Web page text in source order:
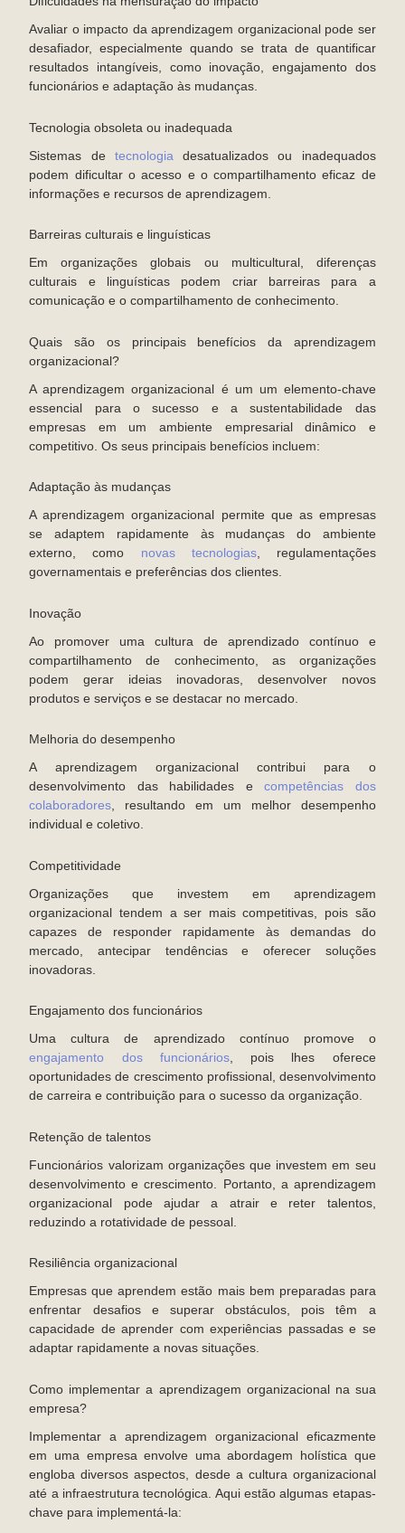
Avaliar o impacto da aprendizagem organizacional pode ser
desafiador, especialmente quando se trata de quantificar
resultados intangíveis, como inovação, engajamento dos
funcionários e adaptação às mudanças.
Tecnologia obsoleta ou inadequada
Sistemas de tecnologia desatualizados ou inadequados
podem dificultar o acesso e o compartilhamento eficaz de
informações e recursos de aprendizagem.
Barreiras culturais e linguísticas
Em organizações globais ou multicultural, diferenças
culturais e linguísticas podem criar barreiras para a
comunicação e o compartilhamento de conhecimento.
Quais são os principais benefícios da aprendizagem
organizacional?
A aprendizagem organizacional é um um elemento-chave
essencial para o sucesso e a sustentabilidade das
empresas em um ambiente empresarial dinâmico e
competitivo. Os seus principais benefícios incluem:
Adaptação às mudanças
A aprendizagem organizacional permite que as empresas
se adaptem rapidamente às mudanças do ambiente
externo, como novas tecnologias, regulamentações
governamentais e preferências dos clientes.
Inovação
Ao promover uma cultura de aprendizado contínuo e
compartilhamento de conhecimento, as organizações
podem gerar ideias inovadoras, desenvolver novos
produtos e serviços e se destacar no mercado.
Melhoria do desempenho
A aprendizagem organizacional contribui para o
desenvolvimento das habilidades ecompetências dos
colaboradores, resultando em um melhor desempenho
individual e coletivo.
Competitividade
Organizações que investem em aprendizagem
organizacional tendem a ser mais competitivas, pois são
capazes de responder rapidamente às demandas do
mercado, antecipar tendências e oferecer soluções
inovadoras.
Engajamento dos funcionários
Uma cultura de aprendizado contínuo promove o
engajamento dos funcionários, pois lhes oferece
oportunidades de crescimento profissional, desenvolvimento
de carreira e contribuição para o sucesso da organização.
Retenção de talentos
Funcionários valorizam organizações que investem em seu
desenvolvimento e crescimento. Portanto, a aprendizagem
organizacional pode ajudar a atrair e reter talentos,
reduzindo a rotatividade de pessoal.
Resiliência organizacional
Empresas que aprendem estão mais bem preparadas para
enfrentar desafios e superar obstáculos, pois têm a
capacidade de aprender com experiências passadas e se
adaptar rapidamente a novas situações.
Como implementar a aprendizagem organizacional na sua
empresa?
Implementar a aprendizagem organizacional eficazmente
em uma empresa envolve uma abordagem holística que
engloba diversos aspectos, desde a cultura organizacional
até a infraestrutura tecnológica. Aqui estão algumas etapas-
chave para implementá-la: